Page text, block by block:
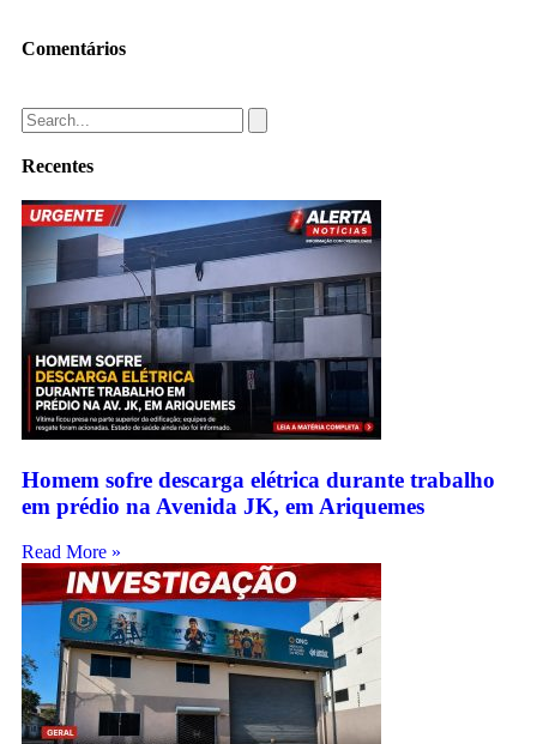
Comentários
Recentes
Homem sofre descarga elétrica durante trabalho
em prédio na Avenida JK, em Ariquemes
Read More »